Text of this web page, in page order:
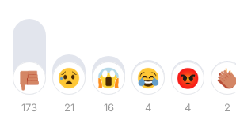
173 21 16 4 4 2